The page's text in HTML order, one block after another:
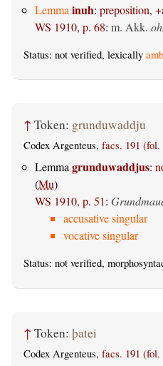
Lemma inuh: preposition,
WS 1910, p. 68: m. Akk.
Status: not verified, lexically
↑ Token: grunduwaddju
Codex Argenteus, facs. 191 (fol.
Lemma grunduwaddjus:
(Mu)
WS 1910, p. 51:
accusative singular
vocative singular
Status: not verified,
↑ Token: þatei
Codex Argenteus, facs. 191 (fol.